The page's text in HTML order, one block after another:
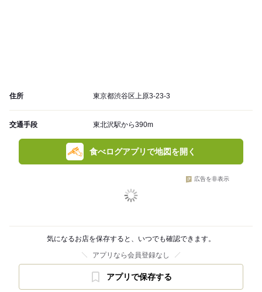
住所 東京都渋谷区上原3-23-3
交通手段 東北沢駅から390m
食べログアプリで地図を開く
広告を非表示
気になるお店を保存すると、いつでも確認できます。
アプリなら会員登録なし
アプリで保存する